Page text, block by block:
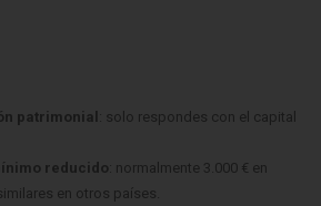
patrimonial
: solo respondes con el capital
reducido : normalmente 3.000 € en
en otros países.